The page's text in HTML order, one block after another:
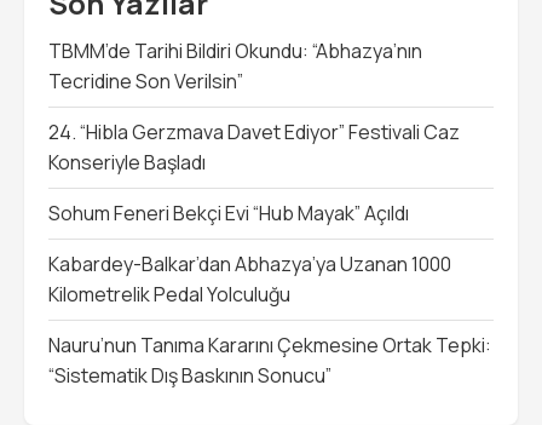
TBMM’de Tarihi Bildiri Okundu: “Abhazya’nın
Tecridine Son Verilsin”
24. “Hibla Gerzmava Davet Ediyor” Festivali Caz
Konseriyle Başladı
Sohum Feneri Bekçi Evi “Hub Mayak” Açıldı
Kabardey-Balkar’dan Abhazya’ya Uzanan 1000
Kilometrelik Pedal Yolculuğu
Nauru’nun Tanıma Kararını Çekmesine Ortak Tepki:
“Sistematik Dış Baskının Sonucu”